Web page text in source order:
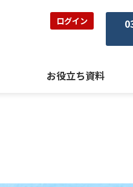
ログイン
お役立ち資料